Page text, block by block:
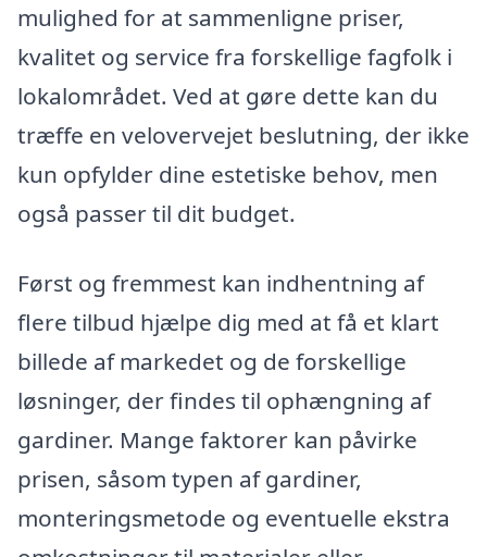
mulighed for at sammenligne priser,
kvalitet og service fra forskellige fagfolk i
lokalområdet. Ved at gøre dette kan du
træffe en velovervejet beslutning, der ikke
kun opfylder dine estetiske behov, men
også passer til dit budget.
Først og fremmest kan indhentning af
flere tilbud hjælpe dig med at få et klart
billede af markedet og de forskellige
løsninger, der findes til ophængning af
gardiner. Mange faktorer kan påvirke
prisen, såsom typen af gardiner,
monteringsmetode og eventuelle ekstra